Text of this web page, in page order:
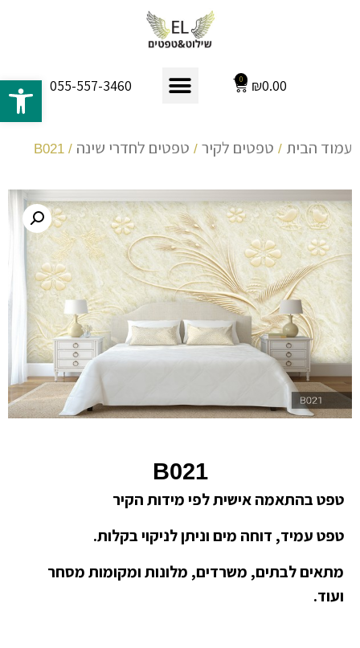
₪0.00
0
055-557-3460
עמוד הבית / טפטים לקיר / טפטים לחדרי שינה / B021
B021
טפט בהתאמה אישית לפי מידות הקיר
טפט עמיד, דוחה מים וניתן לניקוי בקלות.
מתאים לבתים, משרדים, מלונות ומקומות מסחר
ועוד.